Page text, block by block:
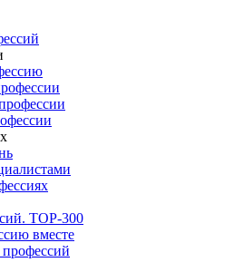
TOP-300
вместе